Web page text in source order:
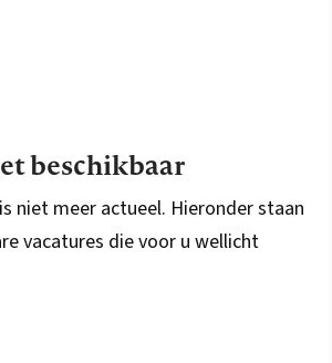
beschikbaar
niet meer actueel. Hieronder staan
vacatures die voor u wellicht